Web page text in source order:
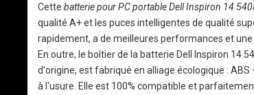
Cette batterie pour PC portable Dell Inspiron 14
qualité A+ et les puces intelligentes de qualité
rapidement, a de meilleures performances et une
En outre, le boîtier de la batterie Dell Inspiron 14
d'origine, est fabriqué en alliage écologique :
à l'usure. Elle est 100% compatible et